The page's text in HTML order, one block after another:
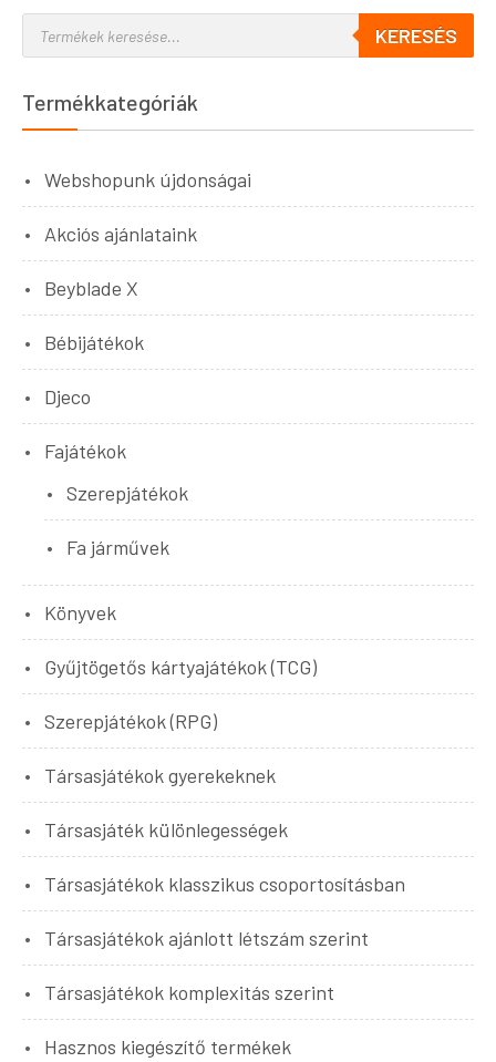
KERESÉS
Termékkategóriák
Webshopunk újdonságai
Akciós ajánlataink
Beyblade X
Bébijátékok
Djeco
Fajátékok
Szerepjátékok
Fa járművek
Könyvek
Gyűjtögetős kártyajátékok (TCG)
Szerepjátékok (RPG)
Társasjátékok gyerekeknek
Társasjáték különlegességek
Társasjátékok klasszikus csoportosításban
Társasjátékok ajánlott létszám szerint
Társasjátékok komplexitás szerint
Hasznos kiegészítő termékek